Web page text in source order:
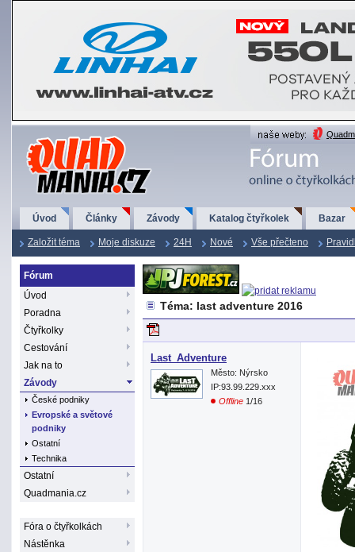
QuadMania.cz
Úvod Články Závody Katalog čtyřkolek Bazar
Založit téma Moje diskuze 24H Nové Vše přečteno
Fórum
Úvod
Poradna
Čtyřkolky
Cestování
Jak na to
Závody
České podniky
Evropské a světové
podniky
Ostatní
Technika
Ostatní
Quadmania.cz
Fóra o čtyřkolkách
Nástěnka
Téma: last adventure 2016
Last_Adventure
Město: Nýrsko
IP:93.99.229.xxx
Offline 1/16